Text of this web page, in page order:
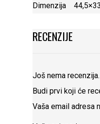
Dimenzija
RECENZIJE
Još nema recenzija.
Budi prvi koji će
Vaša email adresa